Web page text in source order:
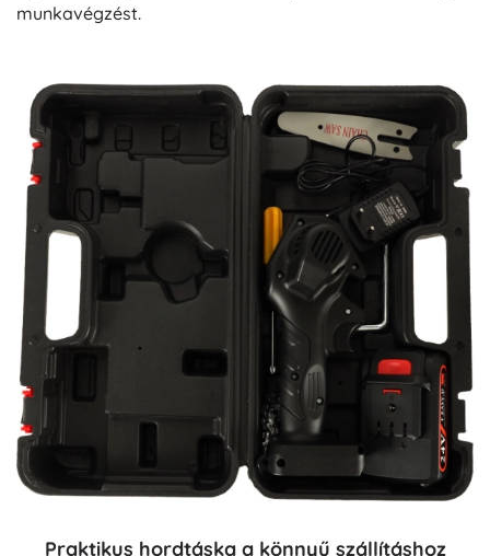
munkavégzést.
Praktikus hordtáska a könnyű szállításhoz